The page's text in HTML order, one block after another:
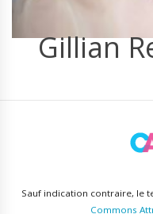
Gillian
Sauf indication contraire, le
Commons